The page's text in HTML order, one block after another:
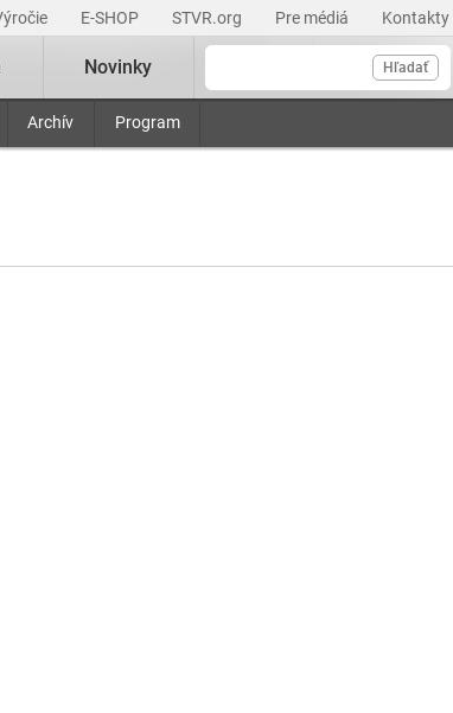
E-SHOP STVR.org Pre médiá Kontakty
Hľadať
Archív Program
Novinky